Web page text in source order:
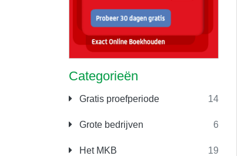
Categorieën
Gratis proefperiode 14
Grote bedrijven 6
Het MKB 19